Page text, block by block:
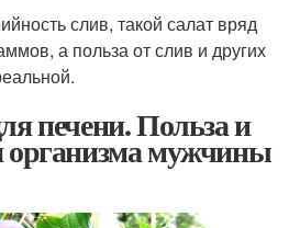
слив, такой салат вряд
а польза от слив и других
печени. Польза и
организма мужчины